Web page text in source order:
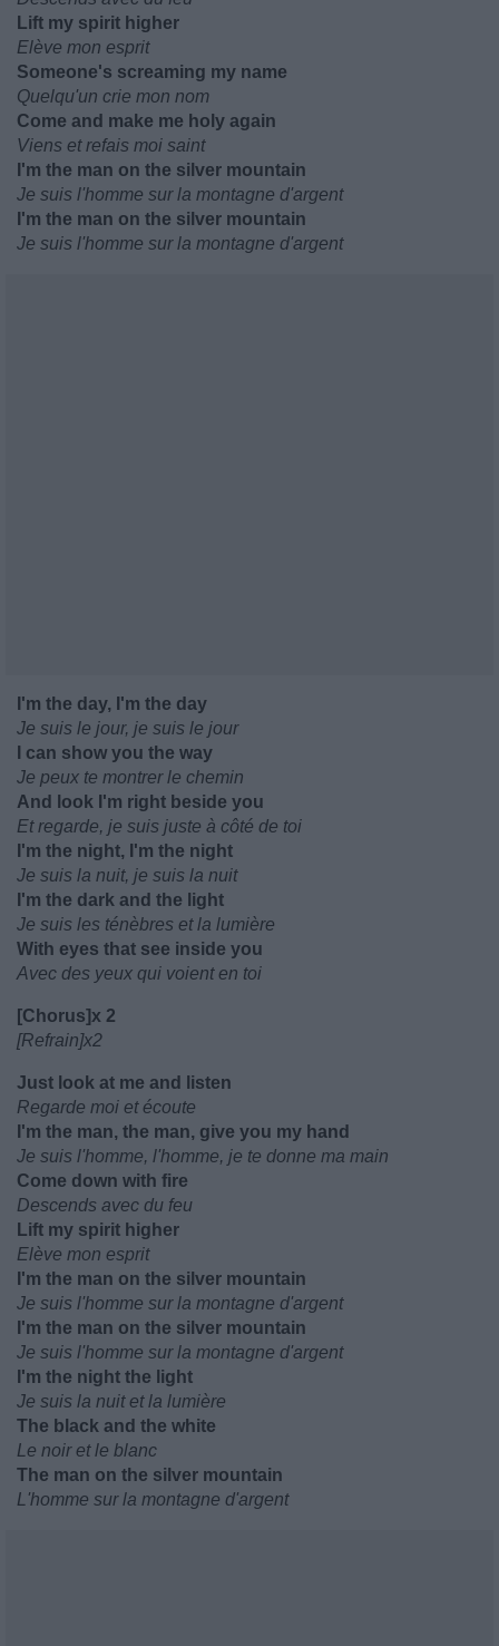
Lift my spirit higher
Elève mon esprit
Someone's screaming my name
Quelqu'un crie mon nom
Come and make me holy again
Viens et refais moi saint
I'm the man on the silver mountain
Je suis l'homme sur la montagne d'argent
I'm the man on the silver mountain
Je suis l'homme sur la montagne d'argent
I'm the day, I'm the day
Je suis le jour, je suis le jour
I can show you the way
Je peux te montrer le chemin
And look I'm right beside you
Et regarde, je suis juste à côté de toi
I'm the night, I'm the night
Je suis la nuit, je suis la nuit
I'm the dark and the light
Je suis les ténèbres et la lumière
With eyes that see inside you
Avec des yeux qui voient en toi
[Chorus]x 2
[Refrain]x2
Just look at me and listen
Regarde moi et écoute
I'm the man, the man, give you my hand
Je suis l'homme, l'homme, je te donne ma main
Come down with fire
Descends avec du feu
Lift my spirit higher
Elève mon esprit
I'm the man on the silver mountain
Je suis l'homme sur la montagne d'argent
I'm the man on the silver mountain
Je suis l'homme sur la montagne d'argent
I'm the night the light
Je suis la nuit et la lumière
The black and the white
Le noir et le blanc
The man on the silver mountain
L'homme sur la montagne d'argent